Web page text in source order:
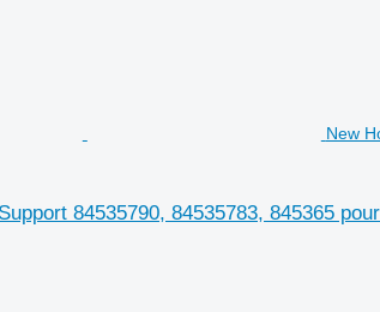
New
84535790, 84535783, 845365